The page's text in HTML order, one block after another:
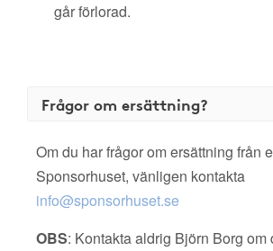
går förlorad.
Frågor om ersättning?
Om du har frågor om ersättning från
Sponsorhuset, vänligen kontakta
info@sponsorhuset.se
OBS: Kontakta aldrig Björn Borg om